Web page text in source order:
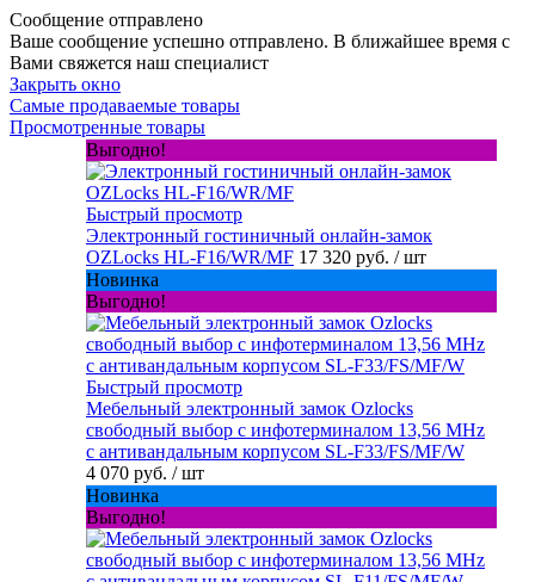
Сообщение отправлено
Ваше сообщение успешно отправлено. В ближайшее время с
Вами свяжется наш специалист
Закрыть окно
Самые продаваемые товары
Просмотренные товары
Выгодно!
Быстрый просмотр
Электронный гостиничный онлайн-замок
OZLocks HL-F16/WR/MF 17 320 руб. / шт
Новинка
Выгодно!
Быстрый просмотр
Мебельный электронный замок Ozlocks
свободный выбор с инфотерминалом 13,56 MHz
с антивандальным корпусом SL-F33/FS/MF/W
4 070 руб. / шт
Новинка
Выгодно!